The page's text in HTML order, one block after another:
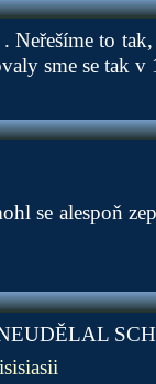
Neřešíme to
sme se tak v
se alespoň